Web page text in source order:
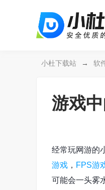
小杜下载站 → 软
游戏
经常玩网游的
游戏 ， FPS游
可能会一头雾